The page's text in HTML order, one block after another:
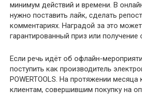
минимум действий и времени. В
нужно поставить лайк, сделать
комментариях. Наградой за это
гарантированный приз или получение
Если речь идёт об офлайн-
поступить как производитель
POWERTOOLS. На протяжении
клиентам, совершившим покупку на